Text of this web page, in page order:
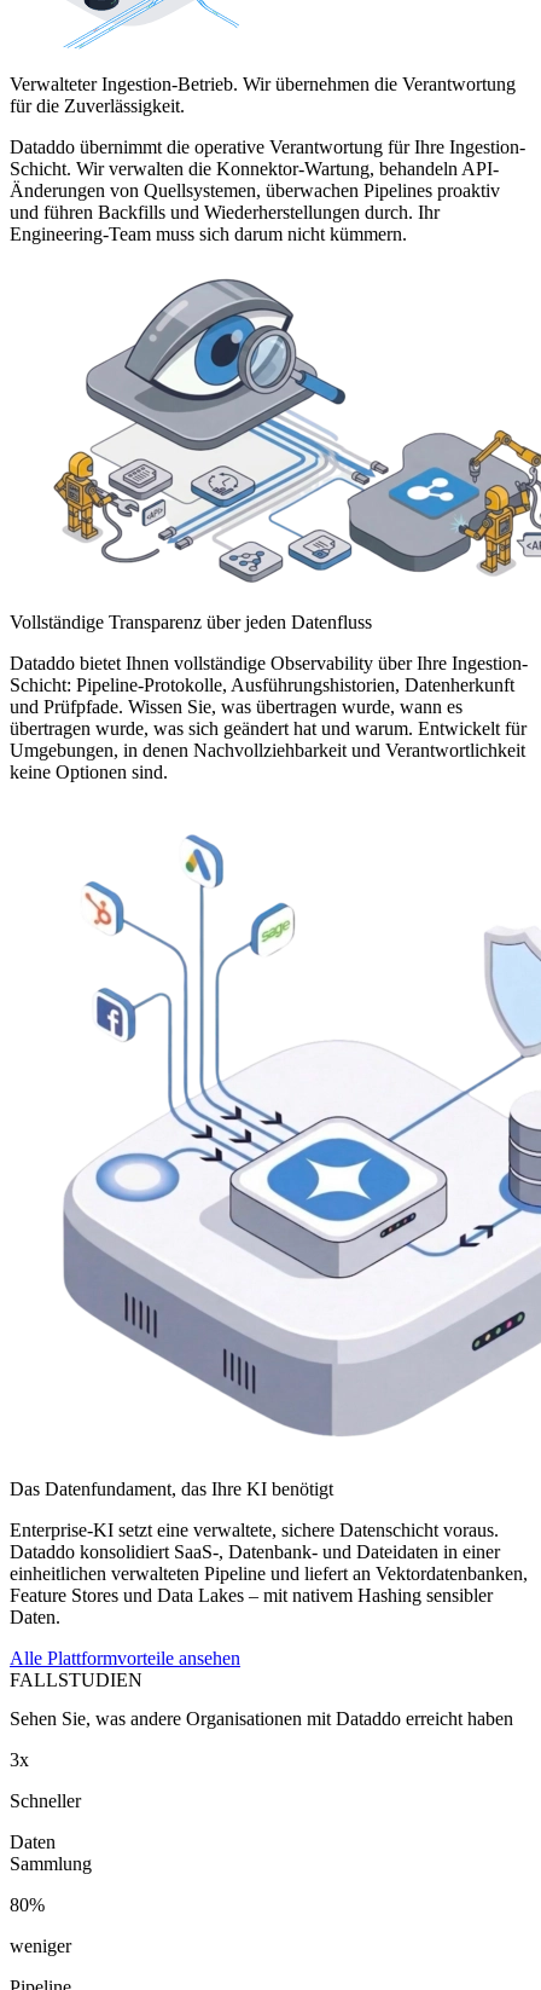
Verwalteter Ingestion-Betrieb. Wir übernehmen die Verantwortung
für die Zuverlässigkeit.
Dataddo übernimmt die operative Verantwortung für Ihre Ingestion-
Schicht. Wir verwalten die Konnektor-Wartung, behandeln API-
Änderungen von Quellsystemen, überwachen Pipelines proaktiv
und führen Backfills und Wiederherstellungen durch. Ihr
Engineering-Team muss sich darum nicht kümmern.
Vollständige Transparenz über jeden Datenfluss
Dataddo bietet Ihnen vollständige Observability über Ihre Ingestion-
Schicht: Pipeline-Protokolle, Ausführungshistorien, Datenherkunft
und Prüfpfade. Wissen Sie, was übertragen wurde, wann es
übertragen wurde, was sich geändert hat und warum. Entwickelt für
Umgebungen, in denen Nachvollziehbarkeit und Verantwortlichkeit
keine Optionen sind.
Das Datenfundament, das Ihre KI benötigt
Enterprise-KI setzt eine verwaltete, sichere Datenschicht voraus.
Dataddo konsolidiert SaaS-, Datenbank- und Dateidaten in einer
einheitlichen verwalteten Pipeline und liefert an Vektordatenbanken,
Feature Stores und Data Lakes – mit nativem Hashing sensibler
Daten.
Alle Plattformvorteile ansehen
FALLSTUDIEN
Sehen Sie, was andere Organisationen mit Dataddo erreicht haben
3x
Schneller
Daten
Sammlung
80%
weniger